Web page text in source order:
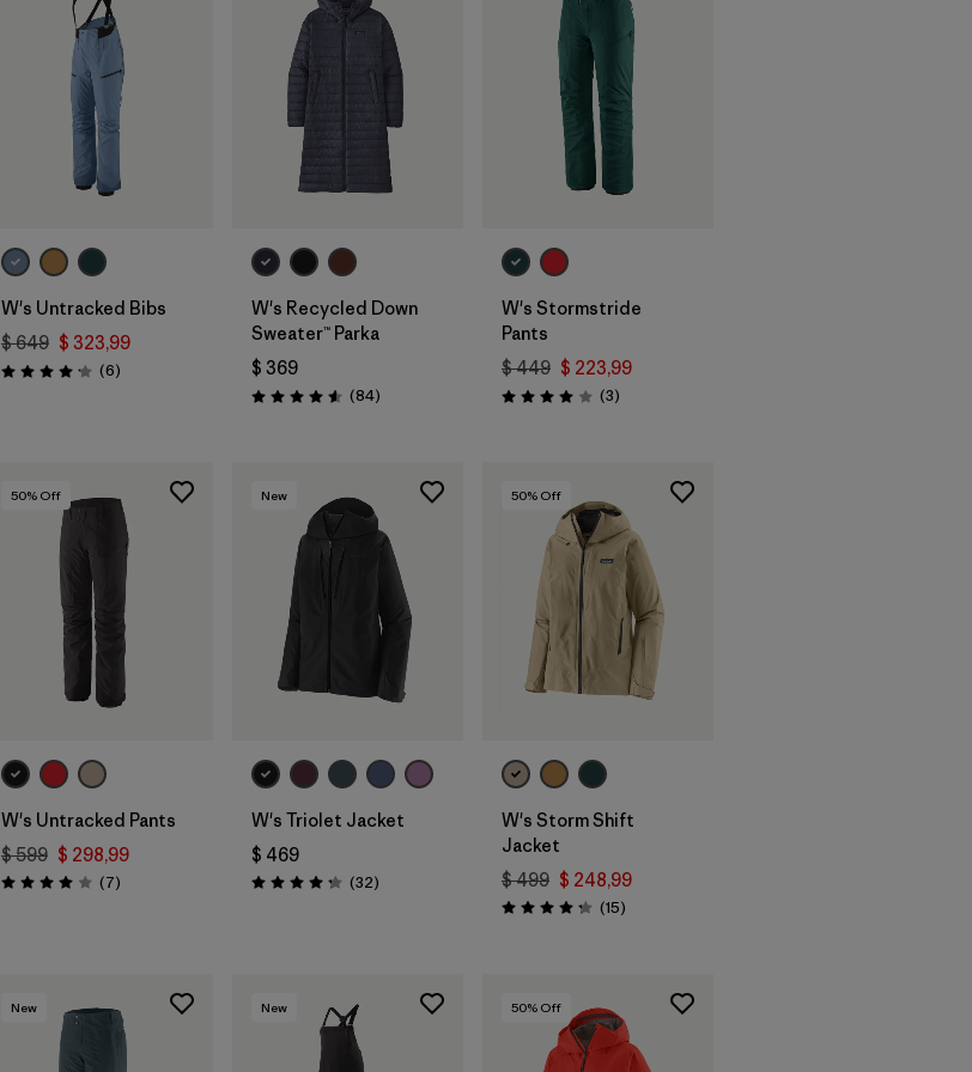
W's Untracked Bibs
$ 649 $ 323,99
Valoración: 4.2 / 5
(6Comentarios
)
W's Recycled Down
Sweater™ Parka
$ 369
Valoración: 4.5 / 5
(84Comentarios
)
W's Stormstride
Pants
$ 449 $ 223,99
Valoración: 4.0 / 5
(3Comentarios
)
50% Off
W's Untracked Pants
$ 599 $ 298,99
Valoración: 4.0 / 5
(7Comentarios
)
New
W's Triolet Jacket
$ 469
Valoración: 4.3 / 5
(32Comentarios
)
50% Off
W's Storm Shift
Jacket
$ 499 $ 248,99
Valoración: 4.3 / 5
(15Comentarios
)
New New 50% Off